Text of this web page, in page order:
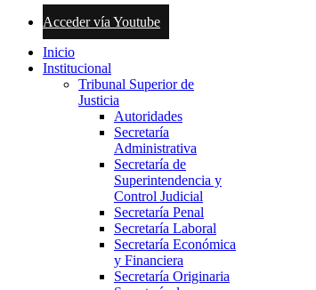
Acceder vía Youtube
Inicio
Institucional
Tribunal Superior de
Justicia
Autoridades
Secretaría
Administrativa
Secretaría de
Superintendencia y
Control Judicial
Secretaría Penal
Secretaría Laboral
Secretaría Económica
y Financiera
Secretaría Originaria